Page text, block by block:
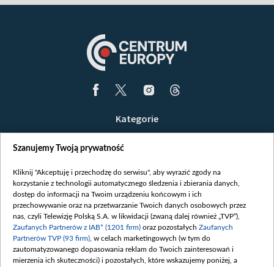
Kategorie
Opinie
Białoruś / Polska
Czytelnia
Centrum Europy
O nas
Kontakt
Szanujemy Twoją prywatność
Kliknij "Akceptuję i przechodzę do serwisu", aby wyrazić zgody na
korzystanie z technologii automatycznego śledzenia i zbierania danych,
dostęp do informacji na Twoim urządzeniu końcowym i ich
przechowywanie oraz na przetwarzanie Twoich danych osobowych przez
nas, czyli Telewizję Polską S.A. w likwidacji (zwaną dalej również „TVP”),
Zaufanych Partnerów z IAB* (1201 firm) oraz pozostałych Zaufanych
Partnerów TVP (93 firm) , w celach marketingowych (w tym do
zautomatyzowanego dopasowania reklam do Twoich zainteresowań i
mierzenia ich skuteczności) i pozostałych, które wskazujemy poniżej, a